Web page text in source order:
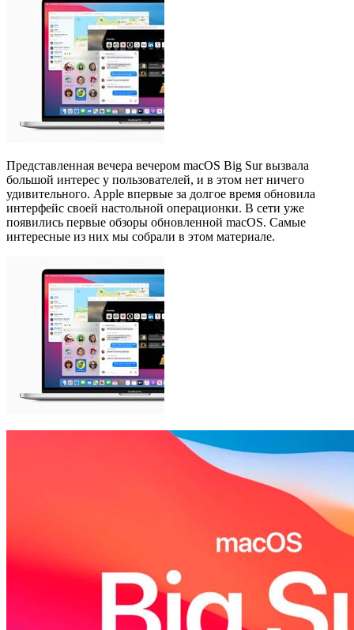
Представленная вечера вечером macOS Big Sur вызвала
большой интерес у пользователей, и в этом нет ничего
удивительного. Apple впервые за долгое время обновила
интерфейс своей настольной операционки. В сети уже
появились первые обзоры обновленной macOS. Самые
интересные из них мы собрали в этом материале.